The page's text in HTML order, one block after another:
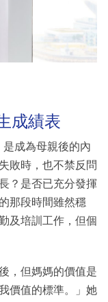
成績表
成為母親後的內
敗時，也不禁反問
？是否已充分發揮
那段時間雖然穩
及培訓工作，但個
，但媽媽的價值是
價值的標準。」她